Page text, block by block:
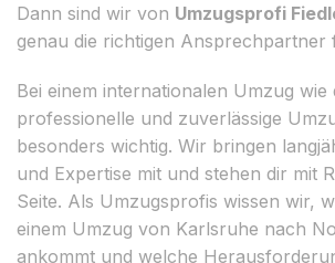
Dann sind wir von Umzugsprofi
genau die richtigen Ansprechpartner
Bei einem internationalen Umzug wie
professionelle und zuverlässige
besonders wichtig. Wir bringen
und Expertise mit und stehen dir mit
Seite. Als Umzugsprofis wissen wir,
einem Umzug von Karlsruhe nach
ankommt und welche